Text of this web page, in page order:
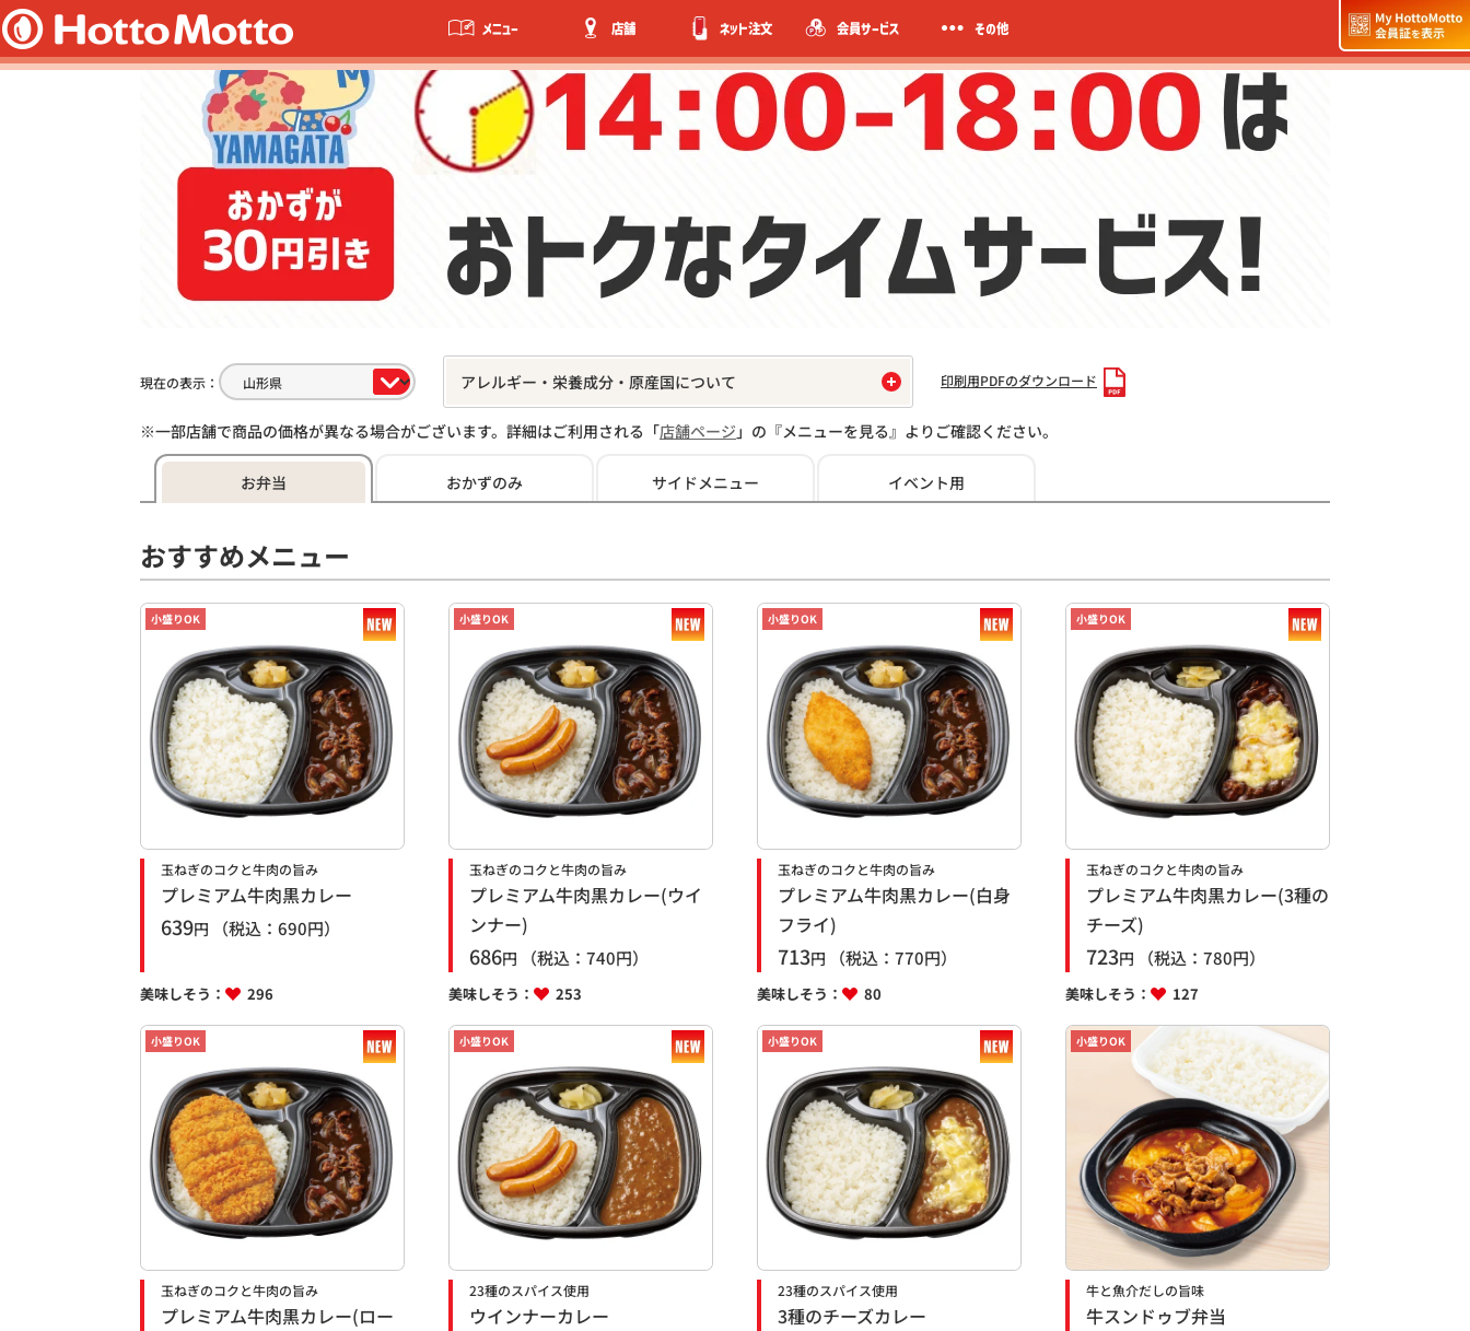
メニュー 店舗 ネット注文 会員サービス その他
現在の表示： アレルギー・栄養成分・原産国について 印刷用PDFのダウンロード
一部店舗で商品の価格が異なる場合がございます。詳細はご利用される「店舗ページ 」の『メニューを見る』よりご確認ください。
お弁当 おかずのみ サイドメニュー イベント用
おすすめメニュー
小盛りOK
玉ねぎのコクと牛肉の旨み
プレミアム牛肉黒カレー
639円 （税込： 690円）
美味しそう： 296
小盛りOK
玉ねぎのコクと牛肉の旨み
プレミアム牛肉黒カレー(ウイ
ンナー)
686円 （税込： 740円）
美味しそう： 253
小盛りOK
玉ねぎのコクと牛肉の旨み
プレミアム牛肉黒カレー(白身
フライ)
713円 （税込： 770円）
美味しそう： 80
小盛りOK
玉ねぎのコクと牛肉の旨み
プレミアム牛肉黒カレー(3種の
チーズ)
723円 （税込： 780円）
美味しそう： 127
小盛りOK
玉ねぎのコクと牛肉の旨み
プレミアム牛肉黒カレー(ロー
小盛りOK
23種のスパイス使用
ウインナーカレー
小盛りOK
23種のスパイス使用
3種のチーズカレー
小盛りOK
牛と魚介だしの旨味
牛スンドゥブ弁当